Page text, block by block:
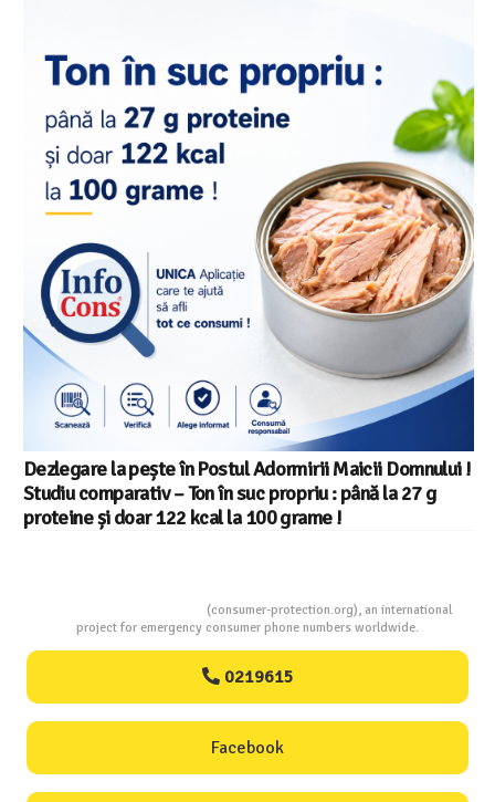
Salariul minim in Europa in 2026 – Romania pe locul 20
din 22 in UE
(consumer-protection.org), an international
project for emergency consumer phone numbers worldwide.
0219615
Facebook